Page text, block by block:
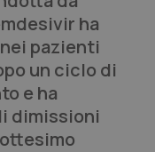
ha
pazienti
un ciclo di
e ha
dimissioni